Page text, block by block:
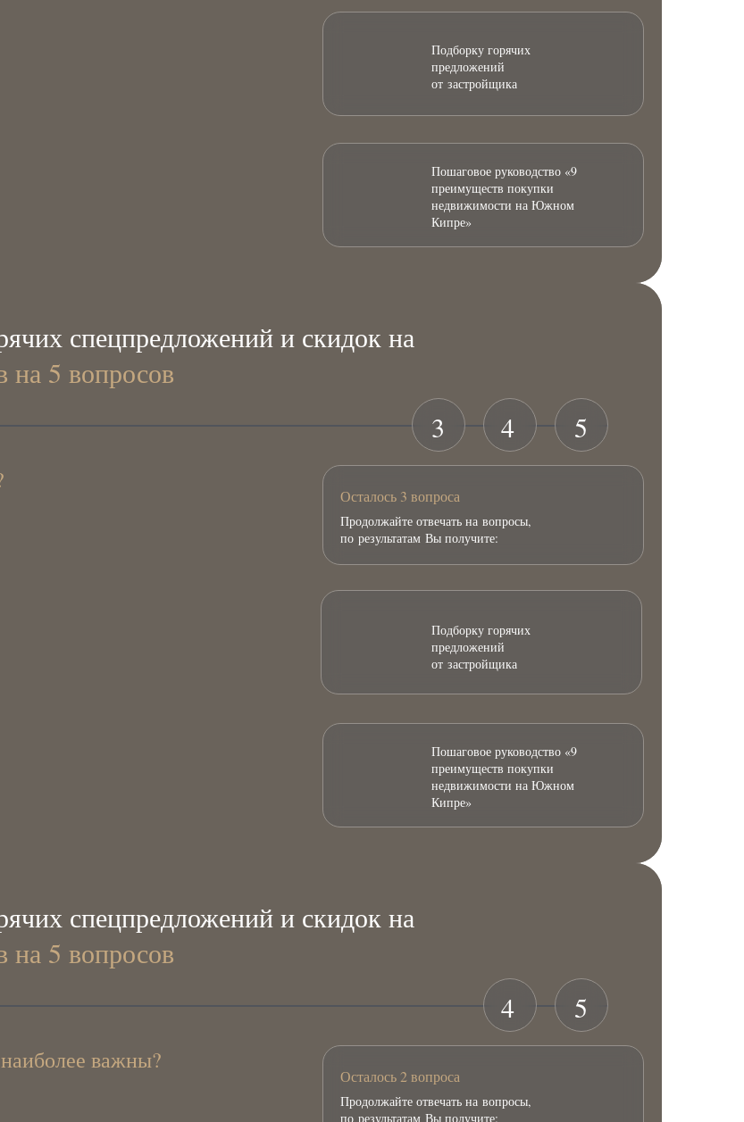
Подборку горячих
предложений
от застройщика
Пошаговое руководство «9
преимуществ покупки
недвижимости на Южном
Кипре»
Подборку горячих
предложений
от застройщика
Пошаговое руководство «9
преимуществ покупки
недвижимости на Южном
Кипре»
Осталось 3 вопроса
Продолжайте отвечать на вопросы,
по результатам Вы получите:
4 5
3
спецпредложений и скидок на
на 5 вопросов
4 5
Осталось 2 вопроса
Продолжайте отвечать на вопросы,
по результатам Вы получите:
спецпредложений и скидок на
на 5 вопросов
важны?